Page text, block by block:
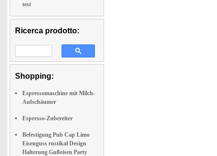
test
Ricerca prodotto:
Shopping:
Espressomaschine mit Milch-
Aufschäumer
Espresso-Zubereiter
Befestigung Pub Cap Limo
Eisenguss rustikal Design
Halterung Gußeisen Party